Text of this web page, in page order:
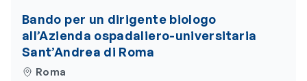
Bando per un dirigente biologo
all’Azienda ospadaliero-universitaria
Sant’Andrea di Roma
Roma